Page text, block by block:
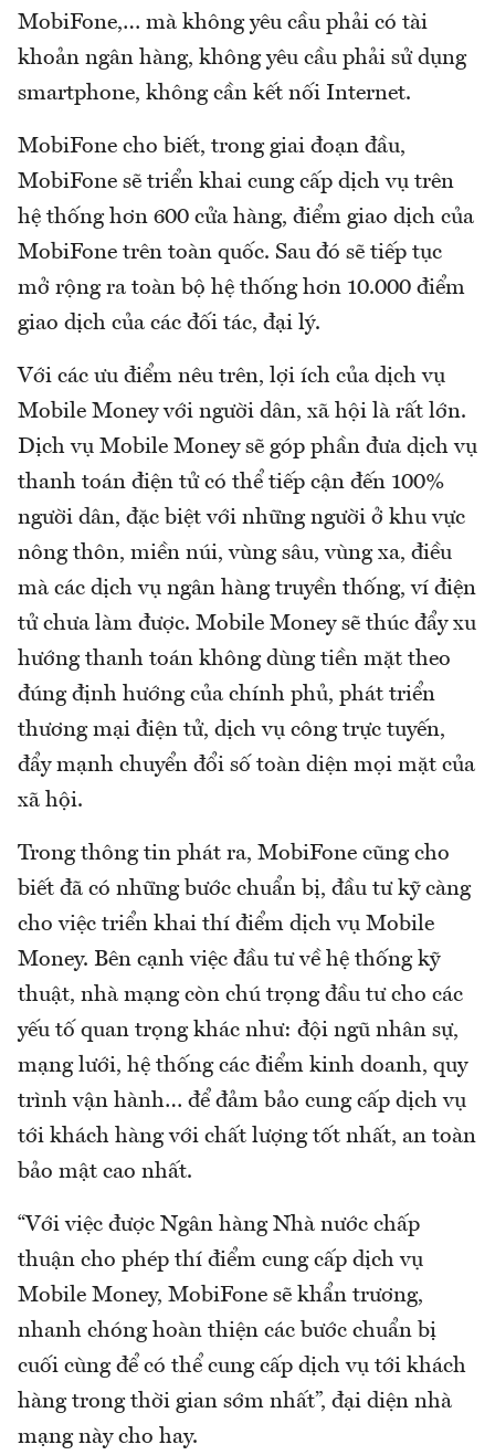
MobiFone,… mà không yêu cầu phải có tài
khoản ngân hàng, không yêu cầu phải sử dụng
smartphone, không cần kết nối Internet.
MobiFone cho biết, trong giai đoạn đầu,
MobiFone sẽ triển khai cung cấp dịch vụ trên
hệ thống hơn 600 cửa hàng, điểm giao dịch của
MobiFone trên toàn quốc. Sau đó sẽ tiếp tục
mở rộng ra toàn bộ hệ thống hơn 10.000 điểm
giao dịch của các đối tác, đại lý.
Với các ưu điểm nêu trên, lợi ích của dịch vụ
Mobile Money với người dân, xã hội là rất lớn.
Dịch vụ Mobile Money sẽ góp phần đưa dịch vụ
thanh toán điện tử có thể tiếp cận đến 100%
người dân, đặc biệt với những người ở khu vực
nông thôn, miền núi, vùng sâu, vùng xa, điều
mà các dịch vụ ngân hàng truyền thống, ví điện
tử chưa làm được. Mobile Money sẽ thúc đẩy xu
hướng thanh toán không dùng tiền mặt theo
đúng định hướng của chính phủ, phát triển
thương mại điện tử, dịch vụ công trực tuyến,
đẩy mạnh chuyển đổi số toàn diện mọi mặt của
xã hội.
Trong thông tin phát ra, MobiFone cũng cho
biết đã có những bước chuẩn bị, đầu tư kỹ càng
cho việc triển khai thí điểm dịch vụ Mobile
Money. Bên cạnh việc đầu tư về hệ thống kỹ
thuật, nhà mạng còn chú trọng đầu tư cho các
yếu tố quan trọng khác như: đội ngũ nhân sự,
mạng lưới, hệ thống các điểm kinh doanh, quy
trình vận hành… để đảm bảo cung cấp dịch vụ
tới khách hàng với chất lượng tốt nhất, an toàn
bảo mật cao nhất.
“Với việc được Ngân hàng Nhà nước chấp
thuận cho phép thí điểm cung cấp dịch vụ
Mobile Money, MobiFone sẽ khẩn trương,
nhanh chóng hoàn thiện các bước chuẩn bị
cuối cùng để có thể cung cấp dịch vụ tới khách
hàng trong thời gian sớm nhất”, đại diện nhà
mạng này cho hay.